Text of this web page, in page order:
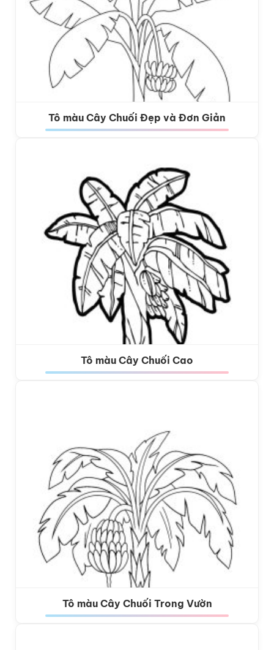
Tô màu Cây Chuối Đẹp và Đơn Giản
Tô màu Cây Chuối Cao
Tô màu Cây Chuối Trong Vườn